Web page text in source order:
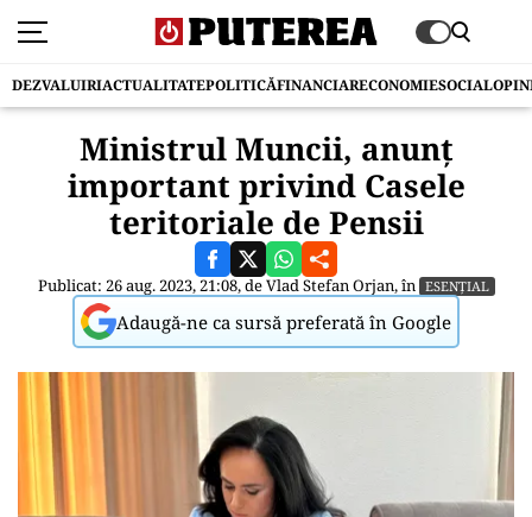
DEZVALUIRIACTUALITATEPOLITICĂFINANCIARECONOMIESOCIAL
Ministrul Muncii, anunț
important privind Casele
teritoriale de Pensii
Publicat: 26 aug. 2023, 21:08, deVlad Stefan Orjan, în ESENȚIAL
Adaugă-ne ca sursă preferată în Google